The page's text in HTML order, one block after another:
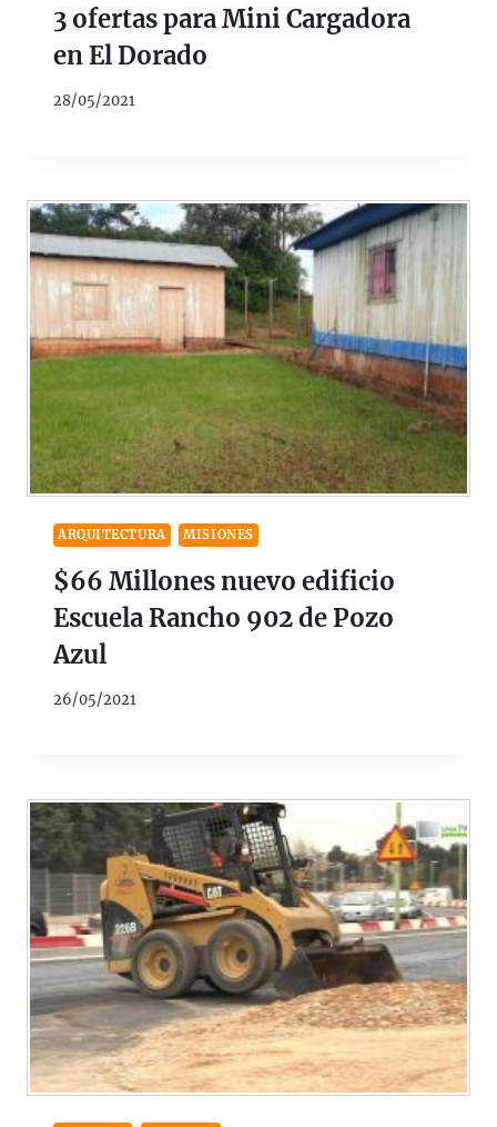
3 ofertas para Mini Cargadora
28/05/2021
ARQUITECTURA MISIONES
$66 Millones nuevo edificio
Escuela Rancho 902 de Pozo
Azul
26/05/2021